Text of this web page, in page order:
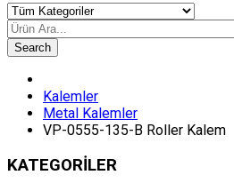
Search
Kalemler
Metal Kalemler
VP-0555-135-B Roller Kalem
KATEGORİLER